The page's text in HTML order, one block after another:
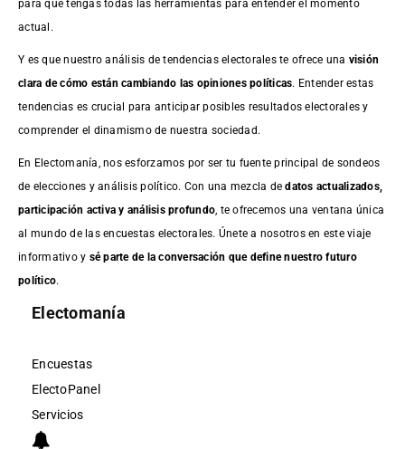
para que tengas todas las herramientas para entender el momento
actual.
Y es que nuestro análisis de tendencias electorales te ofrece una visión
clara de cómo están cambiando las opiniones políticas. Entender estas
tendencias es crucial para anticipar posibles resultados electorales y
comprender el dinamismo de nuestra sociedad.
En Electomanía, nos esforzamos por ser tu fuente principal de sondeos
de elecciones y análisis político. Con una mezcla dedatos actualizados,
participación activa y análisis profundo , te ofrecemos una ventana única
al mundo de las encuestas electorales. Únete a nosotros en este viaje
informativo y sé parte de la conversación que define nuestro futuro
político.
Electomanía
Encuestas
ElectoPanel
Servicios